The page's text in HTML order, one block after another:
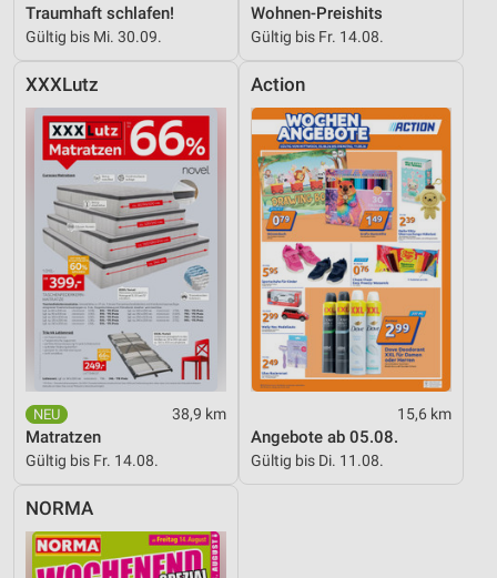
Traumhaft schlafen!
Gültig bis Mi. 30.09.
Wohnen-Preishits
Gültig bis Fr. 14.08.
XXXLutz
38,9 km
Matratzen
Gültig bis Fr. 14.08.
Action
15,6 km
Angebote ab 05.08.
Gültig bis Di. 11.08.
NORMA